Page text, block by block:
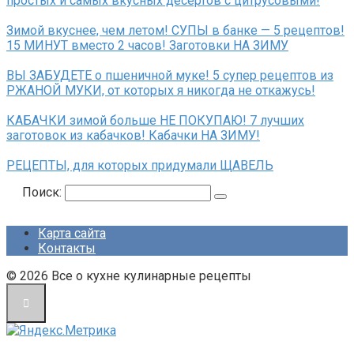
Зимой вкуснее, чем летом! СУПЫ в банке — 5 рецептов!
15 МИНУТ вместо 2 часов! Заготовки НА ЗИМУ
ВЫ ЗАБУДЕТЕ о пшеничной муке! 5 супер рецептов из
РЖАНОЙ МУКИ, от которых я никогда не откажусь!
КАБАЧКИ зимой больше НЕ ПОКУПАЮ! 7 лучших
заготовок из кабачков! Кабачки НА ЗИМУ!
РЕЦЕПТЫ, для которых придумали ЩАВЕЛЬ
Поиск:
Карта сайта
Контакты
© 2026 Все о кухне кулинарные рецепты